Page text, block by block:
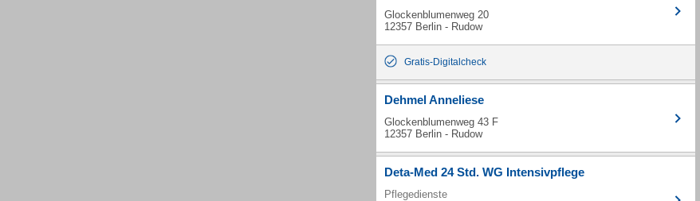
Glockenblumenweg 20
12357 Berlin - Rudow
Gratis-Digitalcheck
Dehmel Anneliese
Glockenblumenweg 43 F
12357 Berlin - Rudow
Deta-Med 24 Std. WG Intensivpflege
Pflegedienste